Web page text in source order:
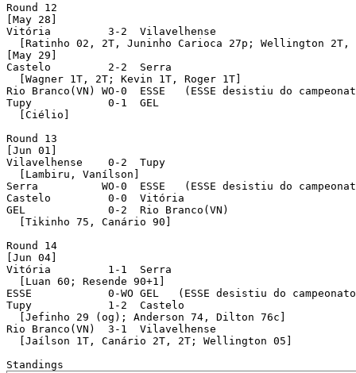
Round 12
[May 28]
Vitória         3-2  Vilavelhense
[Ratinho 02, 2T, Juninho Carioca 27p; Wellington 2T,
[May 29]
Castelo         2-2  Serra
  [Wagner 1T, 2T; Kevin 1T, Roger 1T]
Rio Branco(VN) WO-0  ESSE   (ESSE desistiu do
Tupy            0-1  GEL
  [Ciélio]
Round 13
[Jun 01]
Vilavelhense    0-2  Tupy
  [Lambiru, Vanílson]
Serra          WO-0  ESSE   (ESSE desistiu do
Castelo         0-0  Vitória
GEL             0-2  Rio Branco(VN)
  [Tikinho 75, Canário 90]
Round 14
[Jun 04]
Vitória         1-1  Serra
  [Luan 60; Resende 90+1]
ESSE            0-WO GEL   (ESSE desistiu do
Tupy            1-2  Castelo
  [Jefinho 29 (og); Anderson 74, Dilton 76c]
Rio Branco(VN)  3-1  Vilavelhense
  [Jaílson 1T, Canário 2T, 2T; Wellington 05]